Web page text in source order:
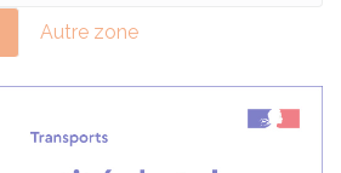
Autre zone